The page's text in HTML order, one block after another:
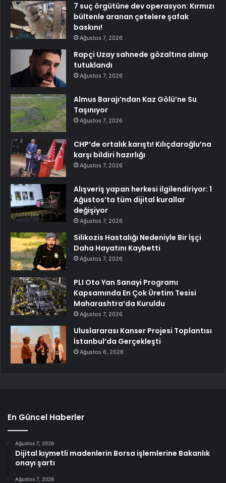
7 suç örgütüne dev operasyon: Kırmızı
bültenle aranan çetelere şafak
baskını!
Ağustos 7, 2026
Rapçi Uzay sahnede gözaltına alınıp
tutuklandı
Ağustos 7, 2026
Almus Barajı’ndan Kaz Gölü’ne Su
Taşınıyor
Ağustos 7, 2026
CHP’de ortalık karıştı! Kılıçdaroğlu’na
karşı bildiri hazırlığı
Ağustos 7, 2026
Alışveriş yapan herkesi ilgilendiriyor: 1
Ağustos’ta tüm dijital kurallar
değişiyor
Ağustos 7, 2026
Silikozis Hastalığı Nedeniyle Bir İşçi
Daha Hayatını Kaybetti
Ağustos 7, 2026
PLI Oto Yan Sanayi Programı
Kapsamında En Çok Üretim Tesisi
Maharashtra’da Kuruldu
Ağustos 7, 2026
Uluslararası Kanser Projesi Toplantısı
İstanbul’da Gerçekleşti
Ağustos 6, 2026
En Güncel Haberler
Ağustos 7, 2026
Dijital kıymetli madenlerin Borsa işlemlerine Bakanlık
onayı şartı
Ağustos 7, 2026